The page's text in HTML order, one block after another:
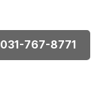
031-767-8771